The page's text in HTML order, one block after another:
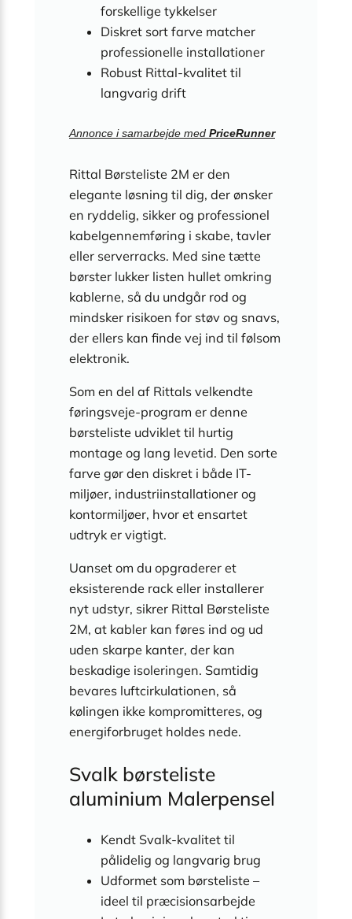
forskellige tykkelser
Diskret sort farve matcher
professionelle installationer
Robust Rittal-kvalitet til
langvarig drift
Annonce i samarbejde med PriceRunner
Rittal Børsteliste 2M er den
elegante løsning til dig, der ønsker
en ryddelig, sikker og professionel
kabelgennemføring i skabe, tavler
eller serverracks. Med sine tætte
børster lukker listen hullet omkring
kablerne, så du undgår rod og
mindsker risikoen for støv og snavs,
der ellers kan finde vej ind til følsom
elektronik.
Som en del af Rittals velkendte
føringsveje-program er denne
børsteliste udviklet til hurtig
montage og lang levetid. Den sorte
farve gør den diskret i både IT-
miljøer, industriinstallationer og
kontormiljøer, hvor et ensartet
udtryk er vigtigt.
Uanset om du opgraderer et
eksisterende rack eller installerer
nyt udstyr, sikrer Rittal Børsteliste
2M, at kabler kan føres ind og ud
uden skarpe kanter, der kan
beskadige isoleringen. Samtidig
bevares luftcirkulationen, så
kølingen ikke kompromitteres, og
energiforbruget holdes nede.
Svalk børsteliste
aluminium Malerpensel
Kendt Svalk-kvalitet til
pålidelig og langvarig brug
Udformet som børsteliste –
ideel til præcisionsarbejde